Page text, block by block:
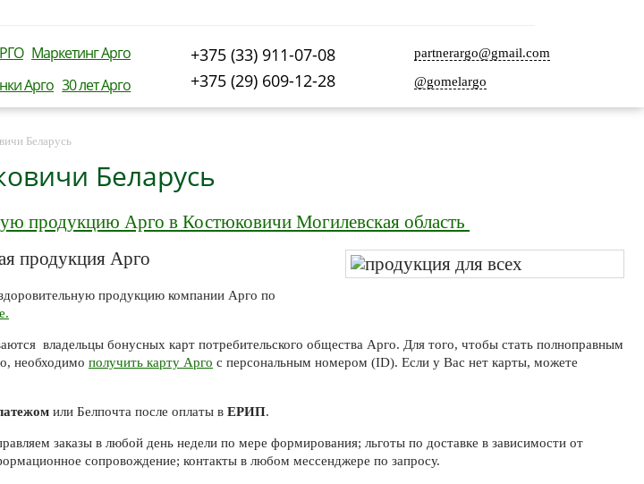
Маркетинг Арго
Арго 30 лет Арго
partnerargo@gmail.com
@gomelargo
+375 (33) 911-07-08
+375 (29) 609-12-28
Беларусь
Беларусь
продукцию Арго в Костюковичи Могилевская область
продукция Арго
продукцию компании Арго по
владельцы бонусных карт потребительского общества Арго. Для того, чтобы стать полноправным
необходимо получить карту Арго с персональным номером (ID). Если у Вас нет карты, можете
или Белпочта после оплаты в ЕРИП.
заказы в любой день недели по мере формирования; льготы по доставке в зависимости от
сопровождение; контакты в любом мессенджере по запросу.